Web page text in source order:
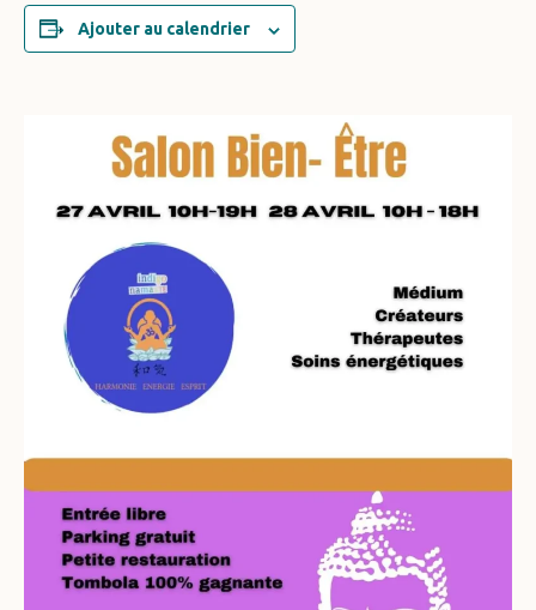
Ajouter au calendrier